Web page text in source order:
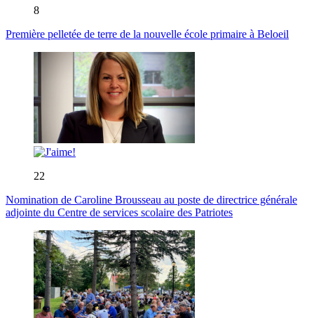
8
Première pelletée de terre de la nouvelle école primaire à Beloeil
22
Nomination de Caroline Brousseau au poste de directrice générale
adjointe du Centre de services scolaire des Patriotes